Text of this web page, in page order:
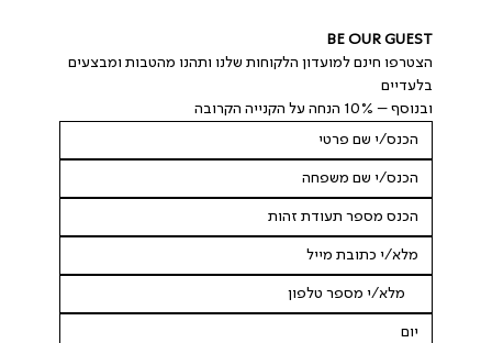
BE OUR GUEST
הצטרפו חינם למועדון הלקוחות שלנו ותהנו מהטבות ומבצעים
בלעדיים
ובנוסף – 10% הנחה על הקנייה הקרובה